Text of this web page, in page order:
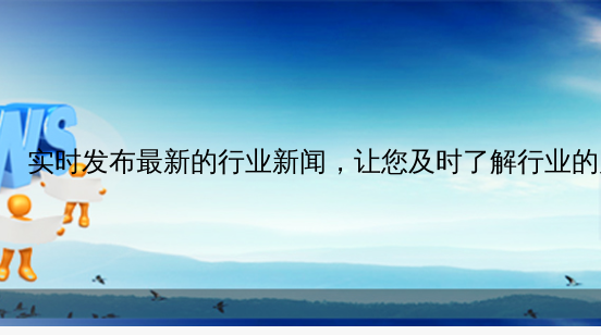
实时发布最新的行业新闻，让您及时了解行业